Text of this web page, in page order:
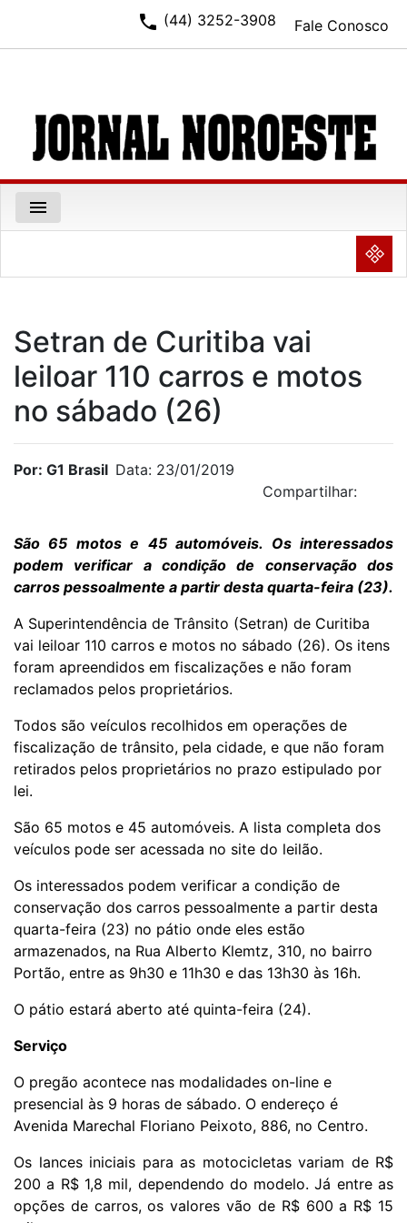
Fale Conosco
phone (44) 3252-3908
menu
NULL
Setran de Curitiba vai
leiloar 110 carros e motos
no sábado (26)
Por: G1 Brasil Data: 23/01/2019
Compartilhar:
São 65 motos e 45 automóveis. Os interessados
podem verificar a condição de conservação dos
carros pessoalmente a partir desta quarta-feira (23).
A Superintendência de Trânsito (Setran) de Curitiba
vai leiloar 110 carros e motos no sábado (26). Os itens
foram apreendidos em fiscalizações e não foram
reclamados pelos proprietários.
Todos são veículos recolhidos em operações de
fiscalização de trânsito, pela cidade, e que não foram
retirados pelos proprietários no prazo estipulado por
lei.
São 65 motos e 45 automóveis. A lista completa dos
veículos pode ser acessada no site do leilão.
Os interessados podem verificar a condição de
conservação dos carros pessoalmente a partir desta
quarta-feira (23) no pátio onde eles estão
armazenados, na Rua Alberto Klemtz, 310, no bairro
Portão, entre as 9h30 e 11h30 e das 13h30 às 16h.
O pátio estará aberto até quinta-feira (24).
Serviço
O pregão acontece nas modalidades on-line e
presencial às 9 horas de sábado. O endereço é
Avenida Marechal Floriano Peixoto, 886, no Centro.
Os lances iniciais para as motocicletas variam de R$
200 a R$ 1,8 mil, dependendo do modelo. Já entre as
opções de carros, os valores vão de R$ 600 a R$ 15